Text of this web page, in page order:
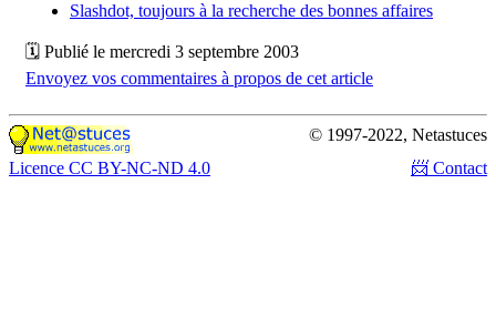
Slashdot, toujours à la recherche des bonnes affaires
🗓 Publié le mercredi 3 septembre 2003
Envoyez vos commentaires à propos de cet article
© 1997-2022, Netastuces
Licence CC BY-NC-ND 4.0
📨 Contact